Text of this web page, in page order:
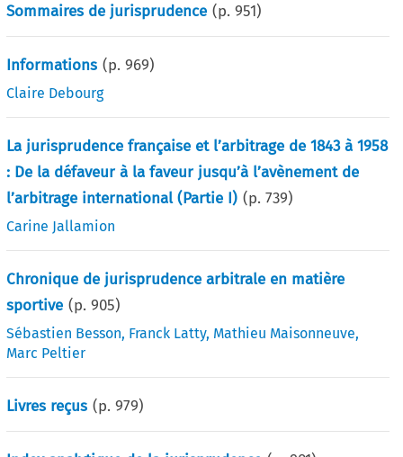
Sommaires de jurisprudence (p.951)
Informations (p.969)
Claire Debourg
La jurisprudence française et l’arbitrage de 1843 à 1958
: De la défaveur à la faveur jusqu’à l’avènement de
l’arbitrage international (Partie I) (p.739)
Carine Jallamion
Chronique de jurisprudence arbitrale en matière
sportive (p.905)
Sébastien Besson, Franck Latty, Mathieu Maisonneuve,
Marc Peltier
Livres reçus (p.979)